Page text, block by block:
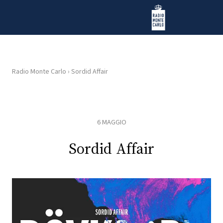
Radio Monte Carlo
Radio Monte Carlo › Sordid Affair
6 MAGGIO
Sordid Affair